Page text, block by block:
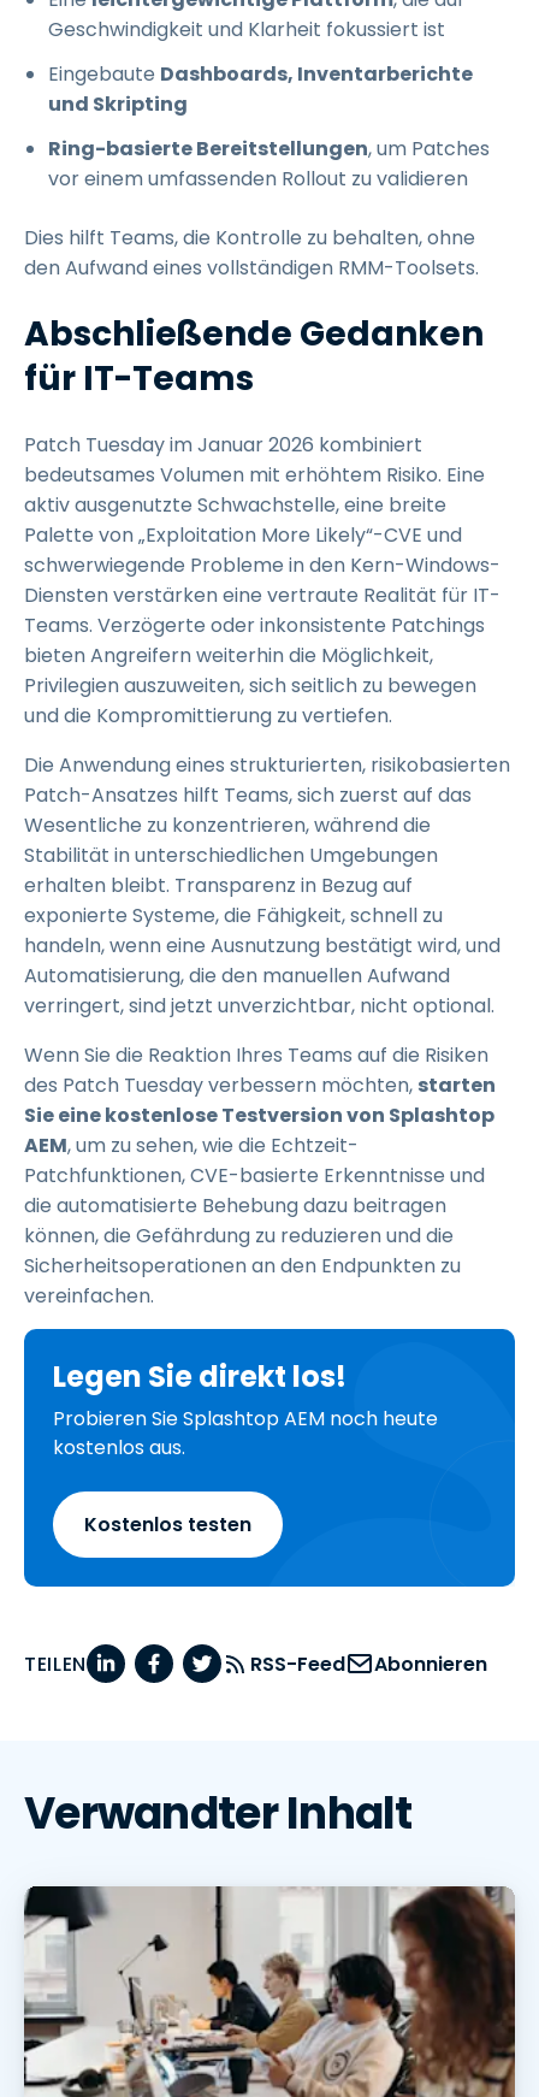
Geschwindigkeit und Klarheit fokussiert ist
Eingebaute Dashboards, Inventarberichte
und Skripting
Ring-basierte Bereitstellungen, um Patches
vor einem umfassenden Rollout zu validieren
Dies hilft Teams, die Kontrolle zu behalten, ohne
den Aufwand eines vollständigen RMM-Toolsets.
Abschließende Gedanken
für IT-Teams
Patch Tuesday im Januar 2026 kombiniert
bedeutsames Volumen mit erhöhtem Risiko. Eine
aktiv ausgenutzte Schwachstelle, eine breite
Palette von „Exploitation More Likely“-CVE und
schwerwiegende Probleme in den Kern-Windows-
Diensten verstärken eine vertraute Realität für IT-
Teams. Verzögerte oder inkonsistente Patchings
bieten Angreifern weiterhin die Möglichkeit,
Privilegien auszuweiten, sich seitlich zu bewegen
und die Kompromittierung zu vertiefen.
Die Anwendung eines strukturierten, risikobasierten
Patch-Ansatzes hilft Teams, sich zuerst auf das
Wesentliche zu konzentrieren, während die
Stabilität in unterschiedlichen Umgebungen
erhalten bleibt. Transparenz in Bezug auf
exponierte Systeme, die Fähigkeit, schnell zu
handeln, wenn eine Ausnutzung bestätigt wird, und
Automatisierung, die den manuellen Aufwand
verringert, sind jetzt unverzichtbar, nicht optional.
Wenn Sie die Reaktion Ihres Teams auf die Risiken
des Patch Tuesday verbessern möchten, starten
Sie eine kostenlose Testversion von Splashtop
AEM, um zu sehen, wie die Echtzeit-
Patchfunktionen, CVE-basierte Erkenntnisse und
die automatisierte Behebung dazu beitragen
können, die Gefährdung zu reduzieren und die
Sicherheitsoperationen an den Endpunkten zu
vereinfachen.
Legen Sie direkt los!
Probieren Sie Splashtop AEM noch heute
kostenlos aus.
Kostenlos testen
TEILEN RSS-Feed Abonnieren
Verwandter Inhalt